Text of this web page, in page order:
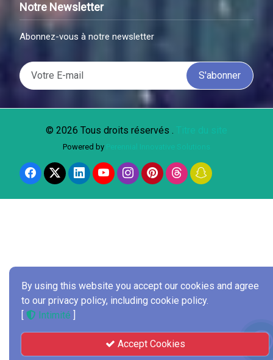
Notre Newsletter
Abonnez-vous à notre newsletter
S'abonner
© 2026 Tous droits réservés .
Powered by
By using this website you accept our cookies and agree
to our privacy policy, including cookie policy.
[
Intimité ]
Accept Cookies